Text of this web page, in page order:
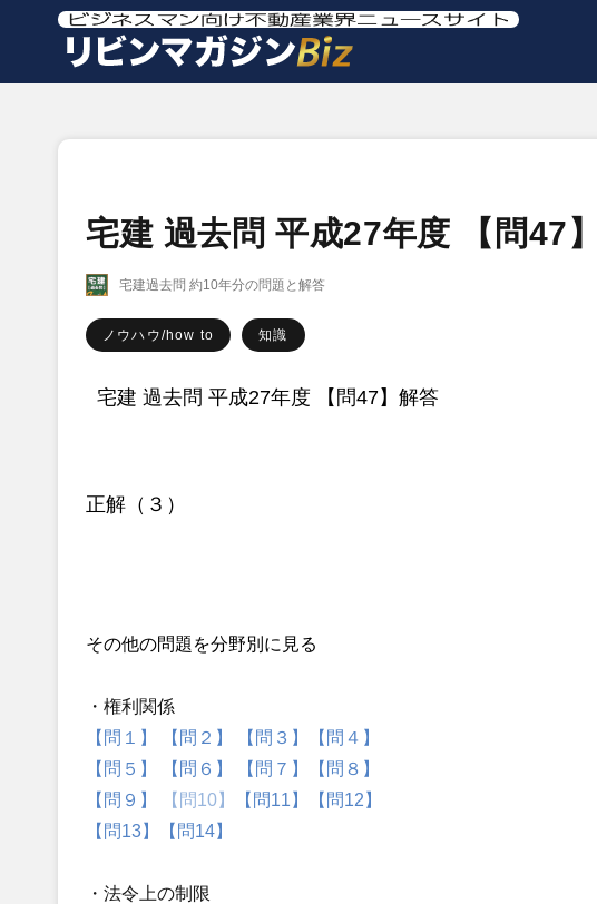
宅建 過去問 平成27年度 【問47
宅建過去問 約10年分の問題と解答
ノウハウ/how to 知識
宅建 過去問 平成27年度 【問47】解答
正解（３）
その他の問題を分野別に見る
・権利関係
【問１】
【問２】 【問３】
【問４】
【問５】
【問６】 【問７】
【問８】
【問９】
【問10】 【問11】
【問12】
【問13】
【問14】
・法令上の制限